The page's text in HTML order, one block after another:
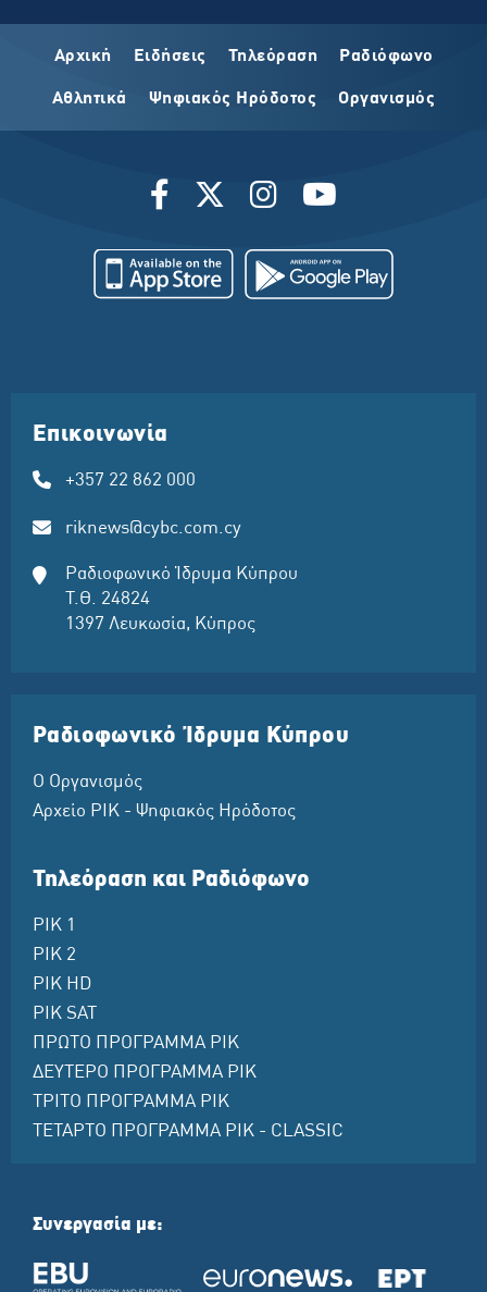
Αρχική Ειδήσεις Τηλεόραση Ραδιόφωνο
Αθλητικά Ψηφιακός Ηρόδοτος Οργανισμός
Επικοινωνία
+357 22 862 000
riknews@cybc.com.cy
Ραδιοφωνικό Ίδρυμα Κύπρου
Τ.Θ. 24824
1397 Λευκωσία, Κύπρος
Ραδιοφωνικό Ίδρυμα Κύπρου
Ο Οργανισμός
Αρχείο ΡΙΚ - Ψηφιακός Ηρόδοτος
Τηλεόραση και Ραδιόφωνο
ΡΙΚ 1
ΡΙΚ 2
ΡΙΚ HD
ΡΙΚ SAT
ΠΡΩΤΟ ΠΡΟΓΡΑΜΜΑ ΡΙΚ
ΔΕΥΤΕΡΟ ΠΡΟΓΡΑΜΜΑ ΡΙΚ
ΤΡΙΤΟ ΠΡΟΓΡΑΜΜΑ ΡΙΚ
ΤΕΤΑΡΤΟ ΠΡΟΓΡΑΜΜΑ ΡΙΚ - CLASSIC
Συνεργασία με: